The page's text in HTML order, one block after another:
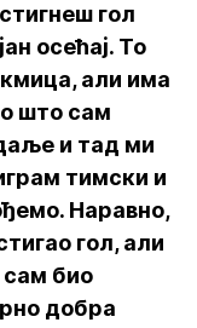
гол
осећај. То
али има
што сам
и тад ми
тимски и
Наравно,
гол, али
сам био
добра